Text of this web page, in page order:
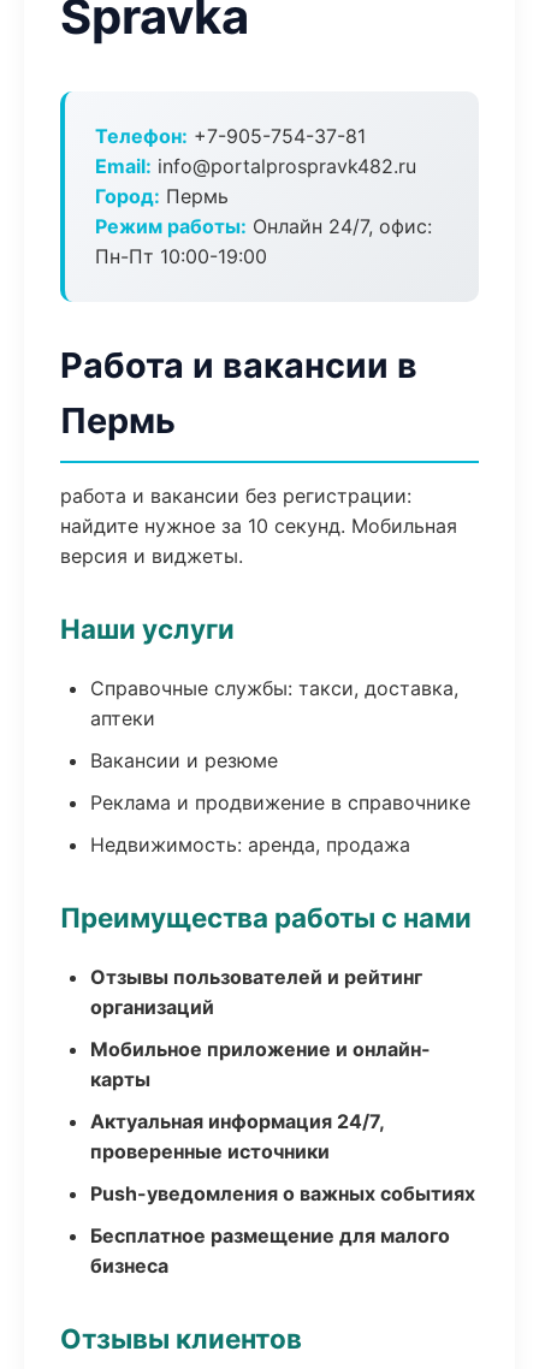
Spravka
Телефон: +7-905-754-37-81
Email: info@portalprospravk482.ru
Город: Пермь
Режим работы: Онлайн 24/7, офис:
Пн-Пт 10:00-19:00
Работа и вакансии в
Пермь
работа и вакансии без регистрации:
найдите нужное за 10 секунд. Мобильная
версия и виджеты.
Наши услуги
Справочные службы: такси, доставка,
аптеки
Вакансии и резюме
Реклама и продвижение в справочнике
Недвижимость: аренда, продажа
Преимущества работы с нами
Отзывы пользователей и рейтинг
организаций
Мобильное приложение и онлайн-
карты
Актуальная информация 24/7,
проверенные источники
Push-уведомления о важных событиях
Бесплатное размещение для малого
бизнеса
Отзывы клиентов